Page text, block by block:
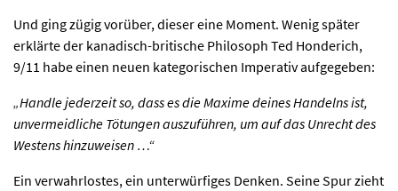
Und ging zügig vorüber, dieser eine Moment. Wenig später
erklärte der kanadisch-britische Philosoph Ted Honderich,
9/11 habe einen neuen kategorischen Imperativ aufgegeben:
„Handle jederzeit so, dass es die Maxime deines Handelns ist,
unvermeidliche Tötungen auszuführen, um auf das Unrecht des
Westens hinzuweisen …“
Ein verwahrlostes, ein unterwürfiges Denken. Seine Spur zieht